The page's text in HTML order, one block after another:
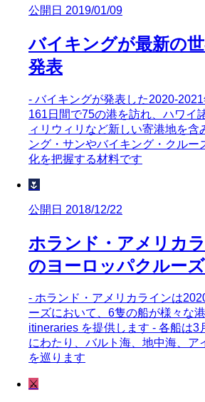
公開日 2019/01/09
バイキングが最新の
発表
- バイキングが発表した2020-2021
161日間で75の港を訪れ、ハワイ
ィリウィリなど新しい寄港地を含
ング・サンやバイキング・クルー
化を把握する材料です
🌷
公開日 2018/12/22
ホランド・アメリカ
のヨーロッパクルー
- ホランド・アメリカラインは
ーズにおいて、6隻の船が様々な
itineraries を提供します - 各船は3
にわたり、バルト海、地中海、ア
を巡ります
⚔️